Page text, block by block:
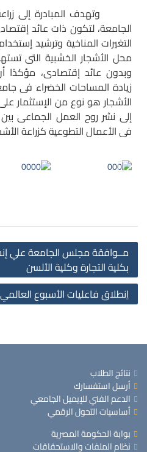
وتهدف المبادرة إلى
الجامعة، لتكون ذات عائد
التغيرات المناخية وترشيد
محل الأشجار الخشبية التى
وبدون عائد إقتصادى، مؤكدًا
زيادة المساحات الخضراء فى
الأشجار هو نوع من الإستثمار
إلى نشر روح العمل الجماعى
فى الأعمال التطوعية كزراعة
مــوافقة مجلس الجامعة علي
بكلية التجارة وكلية الألسن
اِنطلاق فاعليات الأسبوع
نتائج الطلاب
أرسل استفسارك
الدعم الفني للإيميل الجامعي
أساسيات التحول الرقمي
بوابة الحكومة المصرية
نظام الملفات والاستحقاقات